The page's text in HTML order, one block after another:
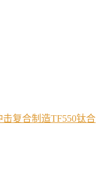
复合制造TF550钛合